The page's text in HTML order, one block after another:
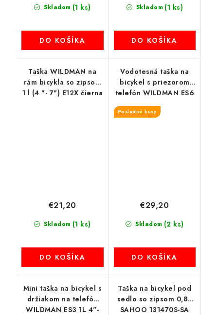
Skladom (1 ks)
DO KOŠÍKA
Skladom (1 ks)
DO KOŠÍKA
Taška WILDMAN na
rám bicykla so zipsom
1 l (4 "- 7") E12X čierna
Skladom (1 ks)
€21,20
DO KOŠÍKA
Vodotesná taška na
bicykel s priezorom
telefón WILDMAN ES6
1L 4 "- 7"
Posledné kusy
Skladom (2 ks)
€29,20
DO KOŠÍKA
Mini taška na bicykel s
držiakom na telefón
WILDMAN ES3 1L 4"-
Taška na bicykel pod
sedlo so zipsom 0,8L
SAHOO 131470S-SA